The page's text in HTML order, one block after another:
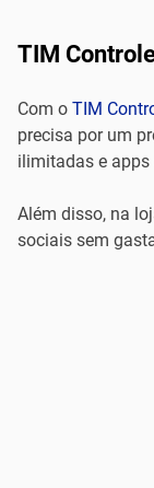
TIM
Com o TIM
precisa por um
ilimitadas e apps
Além disso, na
sociais sem